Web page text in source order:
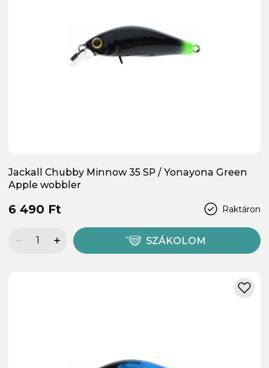
Jackall Chubby Minnow 35 SP / Yonayona Green
Apple wobbler
Raktáron
6 490 Ft
SZÁKOLOM